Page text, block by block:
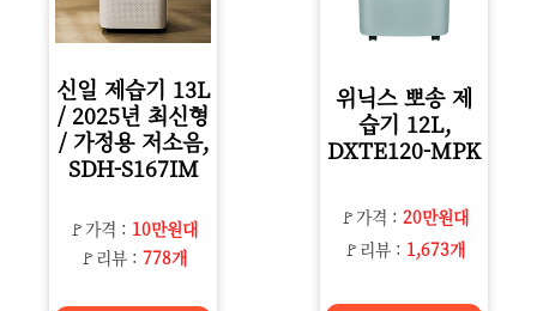
신일 제습기 13L
/ 2025년 최신형
/ 가정용 저소음,
SDH-S167IM
🚩가격 : 10만원대
🚩리뷰 : 778개
위닉스 뽀송 제
습기 12L,
DXTE120-MPK
🚩가격 : 20만원대
🚩리뷰 : 1,673개